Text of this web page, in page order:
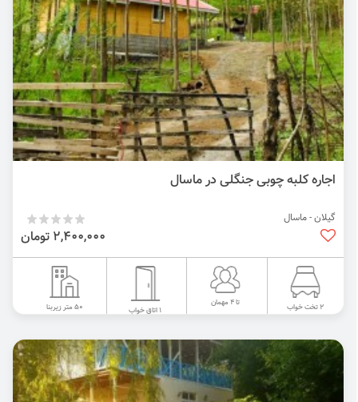
اجاره کلبه چوبی جنگلی در ماسال
گیلان - ماسال
2,400,000 تومان
2 تخت خواب تا 4 مهمان
1 اتاق خواب 50 متر زیربنا